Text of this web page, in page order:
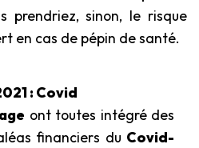
prendriez, sinon, le risque
en cas de pépin de santé.
: Covid
ont toutes intégré des
financiers du Covid-